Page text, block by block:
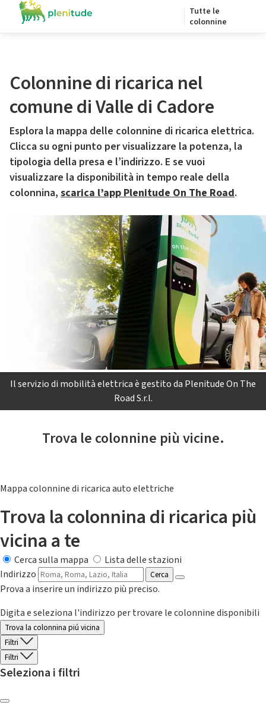
Tutte le
colonnine
Colonnine di ricarica nel
comune di Valle di Cadore
Esplora la mappa delle colonnine di ricarica elettrica.
Clicca su ogni punto per visualizzare la potenza, la
tipologia della presa e l’indirizzo. E se vuoi
visualizzare la disponibilità in tempo reale della
colonnina, scarica l’app Plenitude On The Road.
Il servizio di mobilità elettrica è gestito da Plenitude On The
Road S.r.l.
Trova le colonnine più vicine.
Mappa colonnine di ricarica auto elettriche
Trova la colonnina di ricarica più
vicina a te
Cerca sulla mappa
Lista delle stazioni
Indirizzo
Cerca
Prova a inserire un indirizzo più preciso.
Digita e seleziona l'indirizzo per trovare le colonnine disponibili
Trova la colonnina piú vicina
Filtri
Filtri
Seleziona i filtri